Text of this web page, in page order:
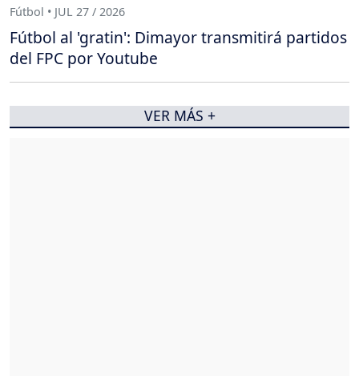
Fútbol • JUL 27 / 2026
Fútbol al 'gratin': Dimayor transmitirá partidos
del FPC por Youtube
VER MÁS +